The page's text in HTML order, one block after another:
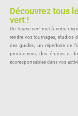
Découvrez tous
vert !
On tourne vert met à votre
rendre vos tournages, studios
des guides, un répertoire de
productions, des études et
écoresponsables dans vos